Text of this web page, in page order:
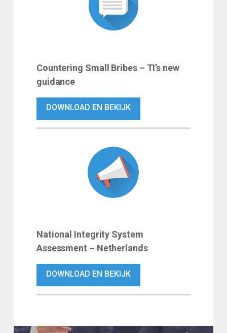
Countering Small Bribes – TI’s new
guidance
DOWNLOAD EN BEKIJK
National Integrity System
Assessment – Netherlands
DOWNLOAD EN BEKIJK